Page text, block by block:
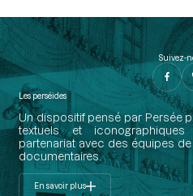
Suivez-
Les perséides
Un dispositif pensé par Persée
textuels et
partenariat avec des équipes
documentaires.
En savoir plus